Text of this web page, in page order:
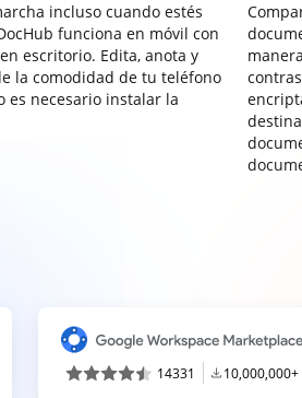
incluso cuando estés
funciona en móvil con
escritorio. Edita, anota y
la comodidad de tu teléfono
es necesario instalar la
14331 10,000,000+